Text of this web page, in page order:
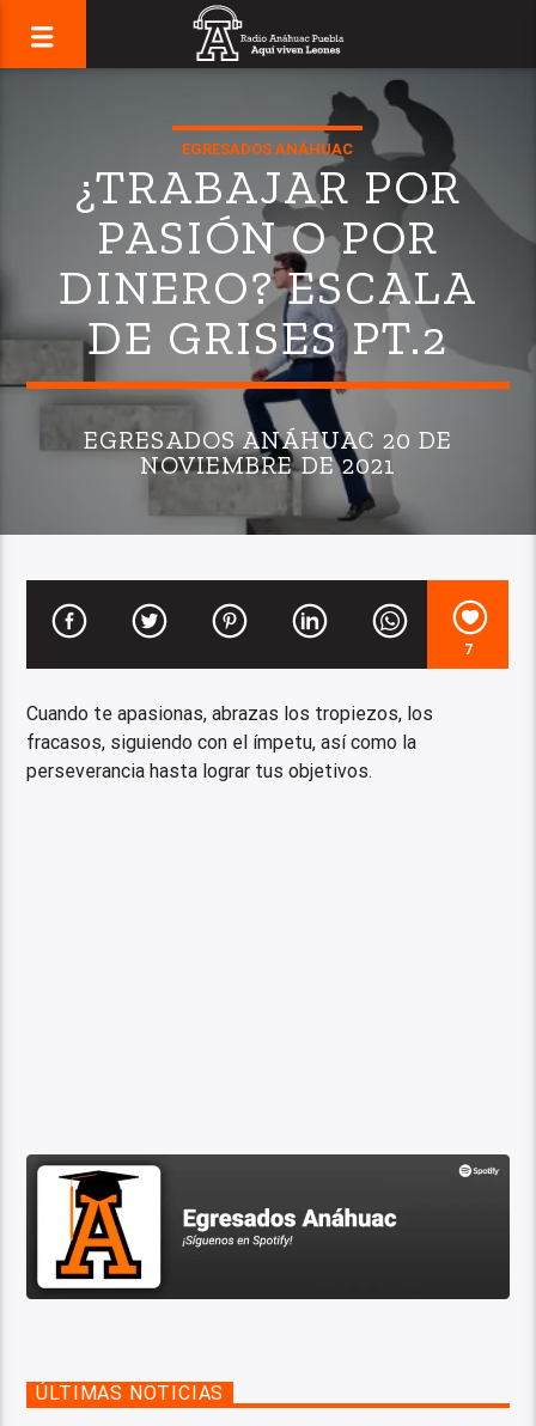
EGRESADOS ANÁHUAC
¿TRABAJAR POR
PASIÓN O POR
DINERO? ESCALA
DE GRISES PT.2
EGRESADOS ANÁHUAC 20 DE
NOVIEMBRE DE 2021
7
Cuando te apasionas, abrazas los tropiezos, los
fracasos, siguiendo con el ímpetu, así como la
perseverancia hasta lograr tus objetivos.
ÚLTIMAS NOTICIAS